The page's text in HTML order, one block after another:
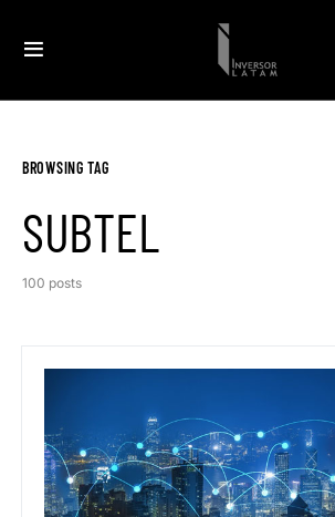
BROWSING TAG
SUBTEL
100 posts